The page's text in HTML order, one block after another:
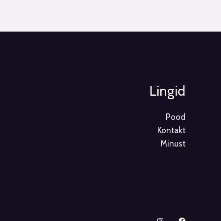
Lingid
Pood
Kontakt
Minust